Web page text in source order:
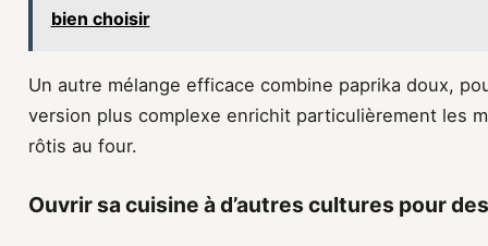
bien choisir
Un autre mélange efficace combine paprika doux,
version plus complexe enrichit particulièrement les
rôtis au four.
Ouvrir sa cuisine à d’autres cultures pour